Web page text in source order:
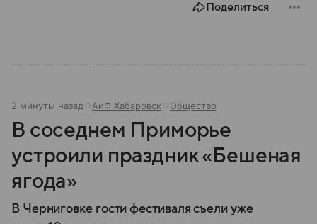
Поделиться
2 минуты назад АиФ Хабаровск Общество
В соседнем Приморье
устроили праздник «Бешеная
ягода»
В Черниговке гости фестиваля съели уже